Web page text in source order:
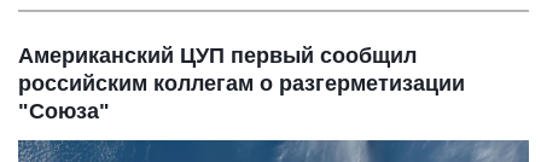
Американский ЦУП первый сообщил
российским коллегам о разгерметизации
"Союза"